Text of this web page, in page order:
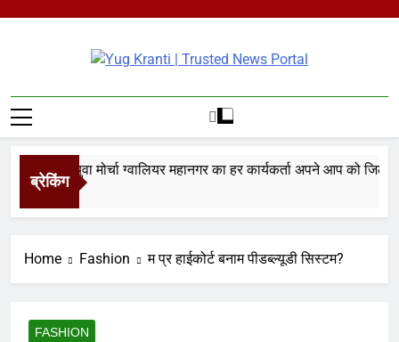
Yug Kranti |
Trusted News
Portal
ब्रेकिंग
जनता युवा मोर्चा ग्वालियर महानगर का हर कार्यकर्ता अपने आप को जिला
Home Fashion म प्र हाईकोर्ट बनाम पीडब्ल्यूडी सिस्टम?
FASHION